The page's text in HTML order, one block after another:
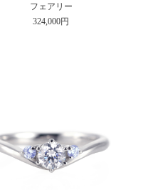
フェアリー
324,000円